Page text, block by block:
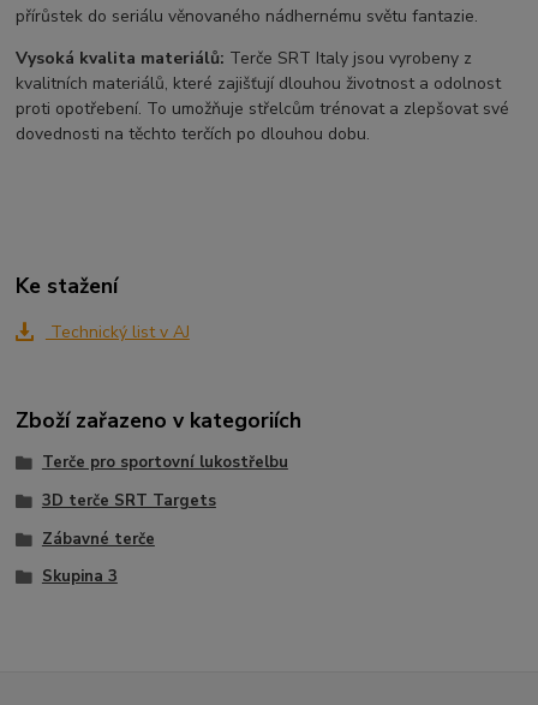
přírůstek do seriálu věnovaného nádhernému světu fantazie.
Vysoká kvalita materiálů: Terče SRT Italy jsou vyrobeny z
kvalitních materiálů, které zajišťují dlouhou životnost a odolnost
proti opotřebení. To umožňuje střelcům trénovat a zlepšovat své
dovednosti na těchto terčích po dlouhou dobu.
Ke stažení
Technický list v AJ
Zboží zařazeno v kategoriích
Terče pro sportovní lukostřelbu
3D terče SRT Targets
Zábavné terče
Skupina 3